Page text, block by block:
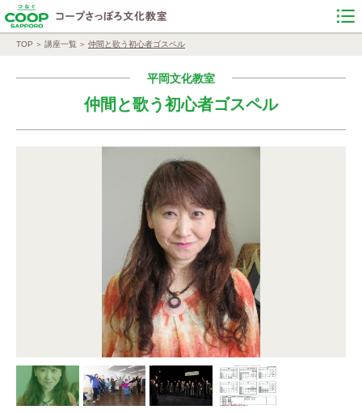
TOP 講座一覧 仲間と歌う初心者ゴスペル
平岡文化教室
仲間と歌う初心者ゴスペル